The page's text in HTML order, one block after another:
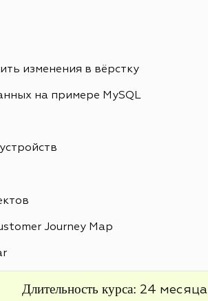
изменения в вёрстку
на примере MySQL
Journey Map
Длительность курса: 24 месяца